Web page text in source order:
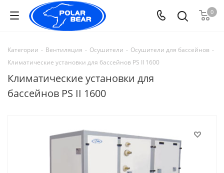
0
Категории - Вентиляция - Осушители - Осушители для бассейнов -
Климатические установки для бассейнов PS II 1600
Климатические установки для
бассейнов PS II 1600